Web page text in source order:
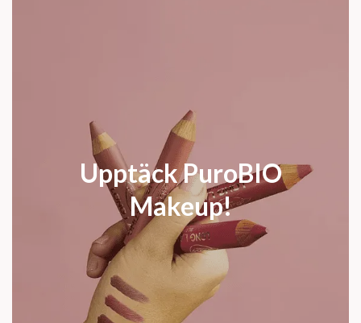
Upptäck PuroBIO
Makeup!